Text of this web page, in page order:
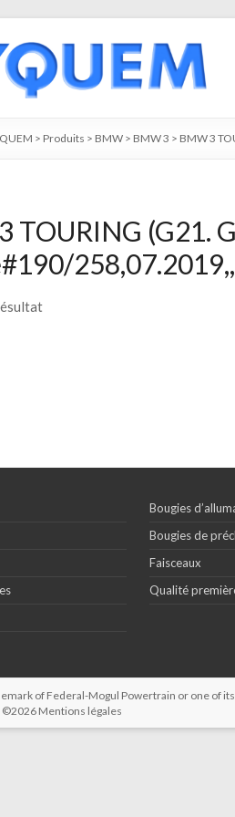
> Produits > BMW > BMW 3 > BMW 3
TOURING (G21.
Bougies
Bougies de
Faisceaux
Qualité
of Federal-Mogul Powertrain or one of
©2026Mentions légales